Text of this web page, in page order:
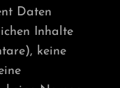
Daten
Inhalte
keine